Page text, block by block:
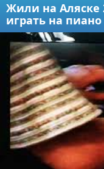
Жили на Аляске
играть на